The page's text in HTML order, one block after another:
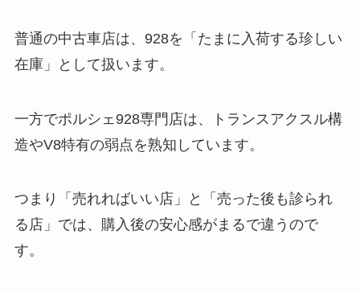
普通の中古車店は、928を「たまに入荷する珍しい
在庫」として扱います。
一方でポルシェ928専門店は、トランスアクスル構
造やV8特有の弱点を熟知しています。
つまり「売れればいい店」と「売った後も診られ
る店」では、購入後の安心感がまるで違うので
す。